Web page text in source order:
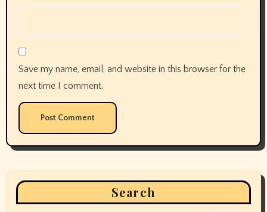
Save my name, email, and website in this browser for the
next time I comment.
Search